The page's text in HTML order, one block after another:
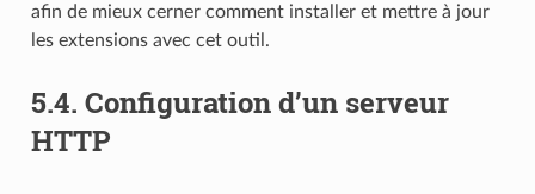
afin de mieux cerner comment installer et mettre à jour
les extensions avec cet outil.
5.4. Configuration d’un serveur
HTTP